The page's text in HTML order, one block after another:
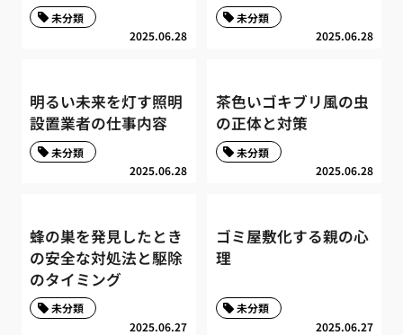
2025.06.28
未分類
2025.06.28
未分類
明るい未来を灯す照明
設置業者の仕事内容
2025.06.28
未分類
茶色いゴキブリ風の虫
の正体と対策
2025.06.28
未分類
蜂の巣を発見したとき
の安全な対処法と駆除
のタイミング
2025.06.27
未分類
ゴミ屋敷化する親の心
理
2025.06.27
未分類